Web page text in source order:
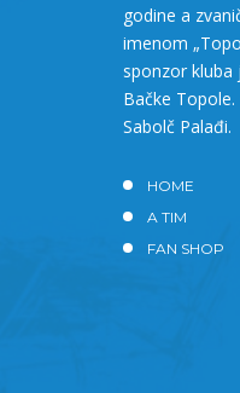
godine a
imenom
sponzor kluba
Bačke
Sabolč Palađi.
HOME
A TIM
FAN SHOP